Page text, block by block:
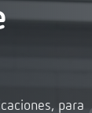
para